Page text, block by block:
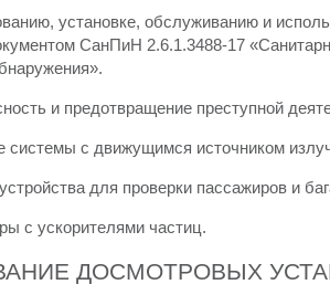
установке, обслуживанию и
СанПиН 2.6.1.3488-17
и предотвращение преступной
системы с движущимся источником
для проверки пассажиров и
с ускорителями частиц.
ДОСМОТРОВЫХ